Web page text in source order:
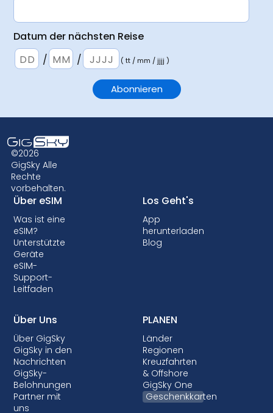
Datum der nächsten Reise
/
/ ( tt / mm / jjjj )
©2026
GigSky Alle
Rechte
vorbehalten.
Über eSIM
Was ist eine
eSIM?
Unterstützte
Geräte
eSIM-
Support-
Leitfaden
Los Geht's
App
herunterladen
Blog
Über Uns
Über GigSky
GigSky in den
Nachrichten
GigSky-
Belohnungen
Partner mit
uns
PLANEN
Länder
Regionen
Kreuzfahrten
& Offshore
GigSky One
Geschenkkarten